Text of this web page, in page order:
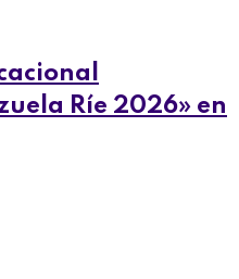
Ríe 2026» en